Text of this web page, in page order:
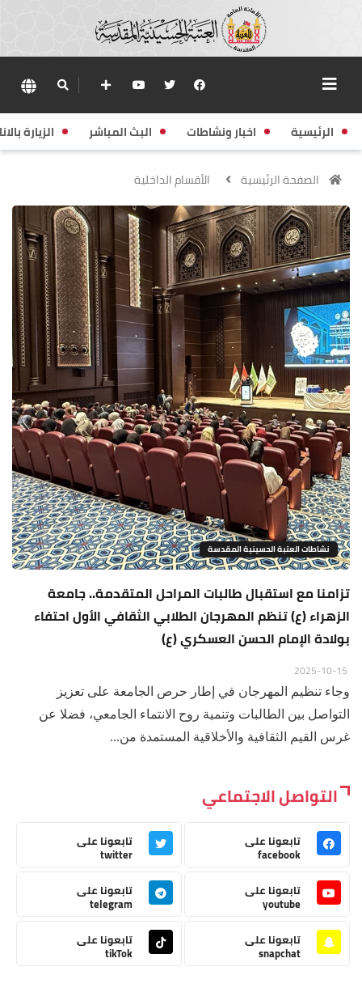
الرئيسية اخبار ونشاطات البث المباشر الزيارة
الصفحة الرئيسية الأقسام الداخلية
نشاطات العتبة الحسينية المقدسة
تزامنا مع استقبال طالبات المراحل المتقدمة.. جامعة
الزهراء (ع) تنظم المهرجان الطلابي الثقافي الأول احتفاء
بولادة الإمام الحسن العسكري (ع)
وجاء تنظيم المهرجان في إطار حرص الجامعة على تعزيز
التواصل بين الطالبات وتنمية روح الانتماء الجامعي، فضلا عن
غرس القيم الثقافية والأخلاقية المستمدة من...
التواصل الاجتماعي
تابعونا على
facebook
تابعونا على
twitter
تابعونا على
youtube
تابعونا على
telegram
تابعونا على
snapchat
تابعونا على
tikTok